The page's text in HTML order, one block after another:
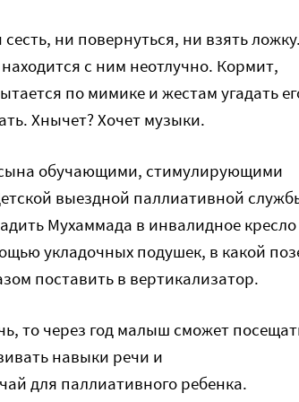
ни повернуться, ни взять ложку.
с ним неотлучно. Кормит,
по мимике и жестам угадать
Хнычет? Хочет музыки.
сына обучающими, стимулирующими
выездной паллиативной
Мухаммада в инвалидное кресло
укладочных подушек, в какой
поставить в вертикализатор.
то через год малыш сможет
навыки речи и
для паллиативного ребенка.